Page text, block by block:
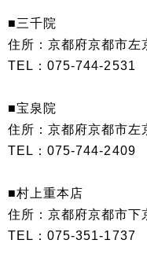
■三千院
住所：京都府京都市
TEL：075-744-2531
■宝泉院
住所：京都府京都市
TEL：075-744-2409
■村上重本店
住所：京都府京都市
TEL：075-351-1737